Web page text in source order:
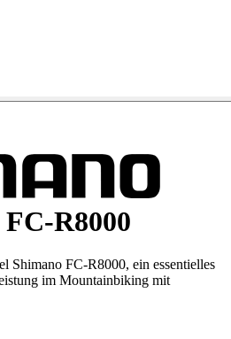
R8000
Shimano FC-R8000, ein essentielles
im Mountainbiking mit